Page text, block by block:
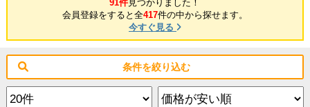
91件見つかりました！
会員登録をすると全417件の中から探せます。
今すぐ見る
条件を絞り込む